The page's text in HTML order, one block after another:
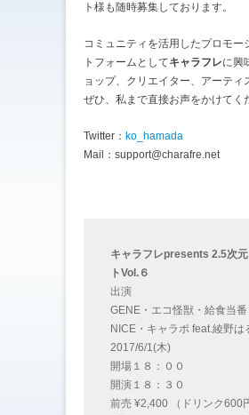
ト様も随時募集しております。
コミュニティを活用したプロモー
トフォームとしてキャラフレに興
ョップ、クリエイター、アーティ
ぜひ、私まで直接お声をかけてく
Twitter： ko_hamada
Mail：support@charafre.net
キャラフレpresents 2.5次
トVol.６
出演
GENE・エコ怪獣・給食当
NICE・キャラポ feat.綾野は
2017/6/1(木)
開場１８：００
開演１８：３０
前売 ¥2,400 （ドリンク600